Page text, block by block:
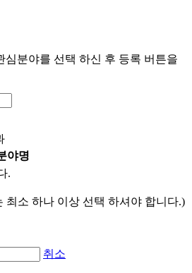
심분야를 선택 하신 후 등록 버튼을
야명
.
최소 하나 이상 선택 하셔야 합니다.)
취소